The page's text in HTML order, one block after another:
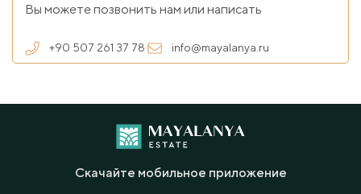
Вы можете позвонить нам или написать
+90 507 261 37 78 info@mayalanya.ru
Скачайте мобильное приложение